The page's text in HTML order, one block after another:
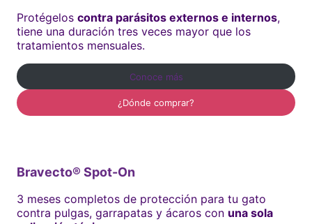
Protégelos contra parásitos externos e internos,
tiene una duración tres veces mayor que los
tratamientos mensuales.
Conoce más
¿Dónde comprar?
Bravecto® Spot-On
3 meses completos de protección para tu gato
contra pulgas, garrapatas y ácaros con una sola